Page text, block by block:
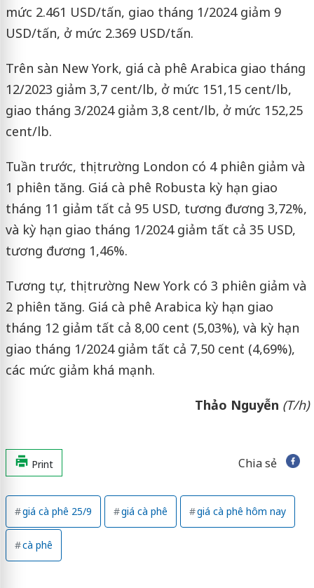
mức 2.461 USD/tấn, giao tháng 1/2024 giảm 9
USD/tấn, ở mức 2.369 USD/tấn.
Trên sàn New York, giá cà phê Arabica giao tháng
12/2023 giảm 3,7 cent/lb, ở mức 151,15 cent/lb,
giao tháng 3/2024 giảm 3,8 cent/lb, ở mức 152,25
cent/lb.
Tuần trước, thị trường London có 4 phiên giảm và
1 phiên tăng. Giá cà phê Robusta kỳ hạn giao
tháng 11 giảm tất cả 95 USD, tương đương 3,72%,
và kỳ hạn giao tháng 1/2024 giảm tất cả 35 USD,
tương đương 1,46%.
Tương tự, thị trường New York có 3 phiên giảm và
2 phiên tăng. Giá cà phê Arabica kỳ hạn giao
tháng 12 giảm tất cả 8,00 cent (5,03%), và kỳ hạn
giao tháng 1/2024 giảm tất cả 7,50 cent (4,69%),
các mức giảm khá mạnh.
Thảo Nguyễn (T/h)
Print Chia sẻ
giá cà phê 25/9 giá cà phê giá cà phê hôm nay
cà phê